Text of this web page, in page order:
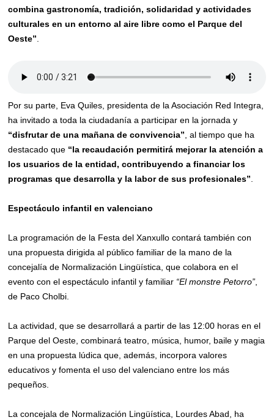
combina gastronomía, tradición, solidaridad y actividades
culturales en un entorno al aire libre como el Parque del
Oeste”
Por su parte, Eva Quiles, presidenta de la Asociación Red Integra,
ha invitado a toda la ciudadanía a participar en la jornada y
“disfrutar de una mañana de convivencia” , al tiempo que ha
destacado que “la recaudación permitirá mejorar la atención a
los usuarios de la entidad, contribuyendo a financiar los
programas que desarrolla y la labor de sus profesionales”
Espectáculo infantil en valenciano
La programación de la Festa del Xanxullo contará también con
una propuesta dirigida al público familiar de la mano de la
concejalía de Normalización Lingüística, que colabora en el
evento con el espectáculo infantil y familiar “El monstre Petorro”
de Paco Cholbi.
La actividad, que se desarrollará a partir de las 12:00 horas en el
Parque del Oeste, combinará teatro, música, humor, baile y magia
en una propuesta lúdica que, además, incorpora valores
educativos y fomenta el uso del valenciano entre los más
pequeños.
La concejala de Normalización Lingüística, Lourdes Abad, ha